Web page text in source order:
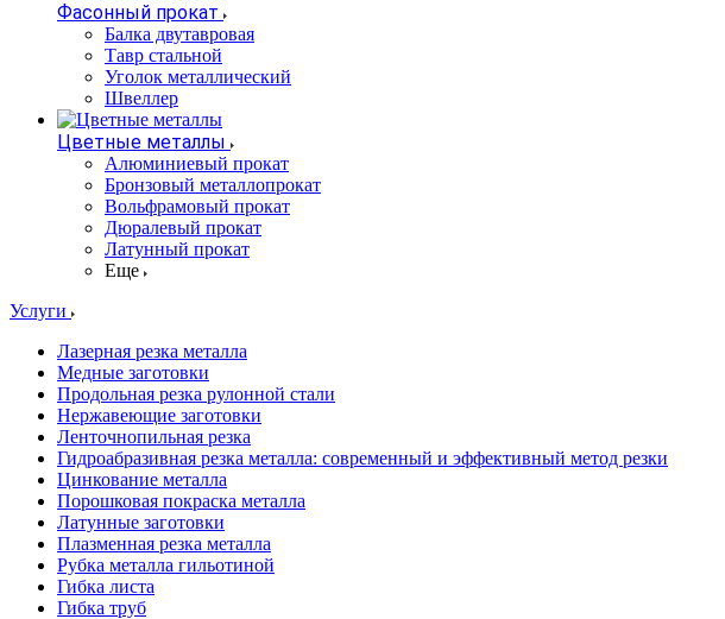
Фасонный прокат
Балка двутавровая
Тавр стальной
Уголок металлический
Швеллер
Цветные металлы
Алюминиевый прокат
Бронзовый металлопрокат
Вольфрамовый прокат
Дюралевый прокат
Латунный прокат
Еще
Услуги
Лазерная резка металла
Медные заготовки
Продольная резка рулонной стали
Нержавеющие заготовки
Ленточнопильная резка
Гидроабразивная резка металла: современный и эффективный метод резки
Цинкование металла
Порошковая покраска металла
Латунные заготовки
Плазменная резка металла
Рубка металла гильотиной
Гибка листа
Гибка труб